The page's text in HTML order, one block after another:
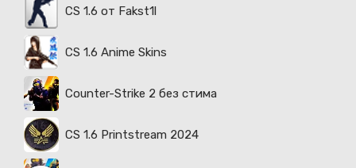
CS 1.6 от Fakst1l
CS 1.6 Anime Skins
Counter-Strike 2 без стима
CS 1.6 Printstream 2024